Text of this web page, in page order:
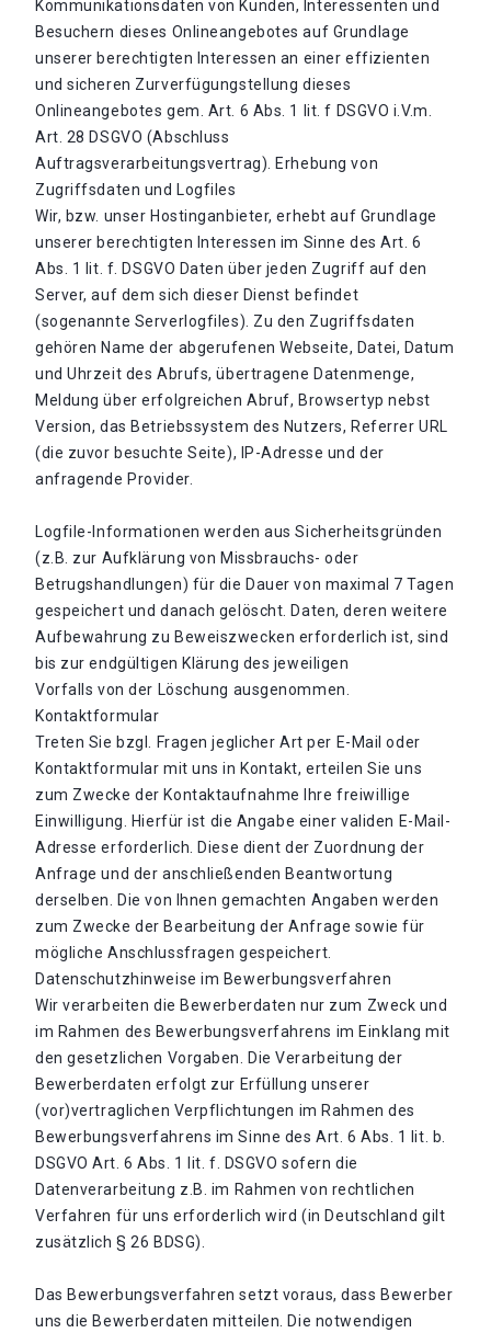
Kommunikationsdaten von Kunden, Interessenten und
Besuchern dieses Onlineangebotes auf Grundlage
unserer berechtigten Interessen an einer effizienten
und sicheren Zurverfügungstellung dieses
Onlineangebotes gem. Art. 6 Abs. 1 lit. f DSGVO i.V.m.
Art. 28 DSGVO (Abschluss
Auftragsverarbeitungsvertrag). Erhebung von
Zugriffsdaten und Logfiles
Wir, bzw. unser Hostinganbieter, erhebt auf Grundlage
unserer berechtigten Interessen im Sinne des Art. 6
Abs. 1 lit. f. DSGVO Daten über jeden Zugriff auf den
Server, auf dem sich dieser Dienst befindet
(sogenannte Serverlogfiles). Zu den Zugriffsdaten
gehören Name der abgerufenen Webseite, Datei, Datum
und Uhrzeit des Abrufs, übertragene Datenmenge,
Meldung über erfolgreichen Abruf, Browsertyp nebst
Version, das Betriebssystem des Nutzers, Referrer URL
(die zuvor besuchte Seite), IP-Adresse und der
anfragende Provider.
Logfile-Informationen werden aus Sicherheitsgründen
(z.B. zur Aufklärung von Missbrauchs- oder
Betrugshandlungen) für die Dauer von maximal 7 Tagen
gespeichert und danach gelöscht. Daten, deren weitere
Aufbewahrung zu Beweiszwecken erforderlich ist, sind
bis zur endgültigen Klärung des jeweiligen
Vorfalls von der Löschung ausgenommen.
Kontaktformular
Treten Sie bzgl. Fragen jeglicher Art per E-Mail oder
Kontaktformular mit uns in Kontakt, erteilen Sie uns
zum Zwecke der Kontaktaufnahme Ihre freiwillige
Einwilligung. Hierfür ist die Angabe einer validen E-Mail-
Adresse erforderlich. Diese dient der Zuordnung der
Anfrage und der anschließenden Beantwortung
derselben. Die von Ihnen gemachten Angaben werden
zum Zwecke der Bearbeitung der Anfrage sowie für
mögliche Anschlussfragen gespeichert.
Datenschutzhinweise im Bewerbungsverfahren
Wir verarbeiten die Bewerberdaten nur zum Zweck und
im Rahmen des Bewerbungsverfahrens im Einklang mit
den gesetzlichen Vorgaben. Die Verarbeitung der
Bewerberdaten erfolgt zur Erfüllung unserer
(vor)vertraglichen Verpflichtungen im Rahmen des
Bewerbungsverfahrens im Sinne des Art. 6 Abs. 1 lit. b.
DSGVO Art. 6 Abs. 1 lit. f. DSGVO sofern die
Datenverarbeitung z.B. im Rahmen von rechtlichen
Verfahren für uns erforderlich wird (in Deutschland gilt
zusätzlich § 26 BDSG).
Das Bewerbungsverfahren setzt voraus, dass Bewerber
uns die Bewerberdaten mitteilen. Die notwendigen